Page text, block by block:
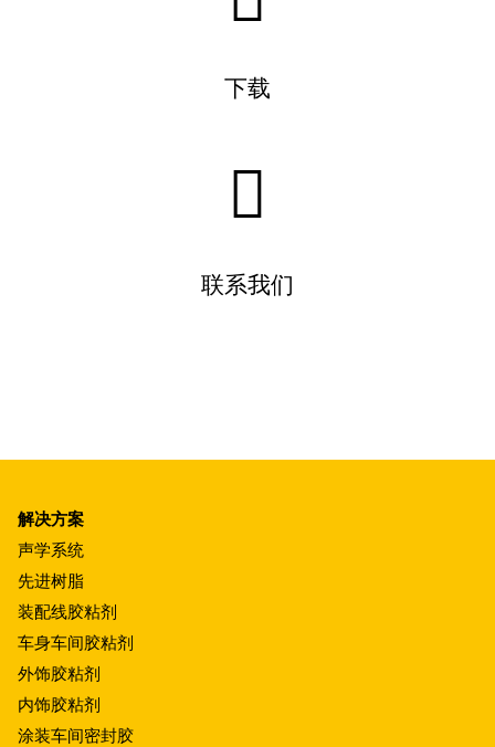
下载
联系我们
解决方案
声学系统
先进树脂
装配线胶粘剂
车身车间胶粘剂
外饰胶粘剂
内饰胶粘剂
涂装车间密封胶